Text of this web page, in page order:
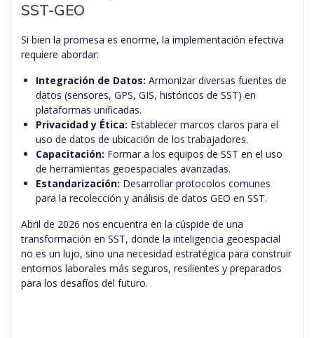
SST-GEO
Si bien la promesa es enorme, la implementación efectiva
requiere abordar:
Integración de Datos: Armonizar diversas fuentes de
datos (sensores, GPS, GIS, históricos de SST) en
plataformas unificadas.
Privacidad y Ética: Establecer marcos claros para el
uso de datos de ubicación de los trabajadores.
Capacitación: Formar a los equipos de SST en el uso
de herramientas geoespaciales avanzadas.
Estandarización: Desarrollar protocolos comunes
para la recolección y análisis de datos GEO en SST.
Abril de 2026 nos encuentra en la cúspide de una
transformación en SST, donde la inteligencia geoespacial
no es un lujo, sino una necesidad estratégica para construir
entornos laborales más seguros, resilientes y preparados
para los desafíos del futuro.